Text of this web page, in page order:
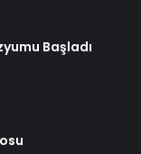
Başladı